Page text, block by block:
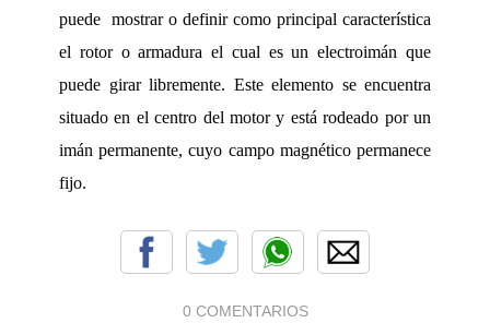
puede mostrar o definir como principal característica
el rotor o armadura el cual es un electroimán que
puede girar libremente. Este elemento se encuentra
situado en el centro del motor y está rodeado por un
imán permanente, cuyo campo magnético permanece
fijo.
0 COMENTARIOS